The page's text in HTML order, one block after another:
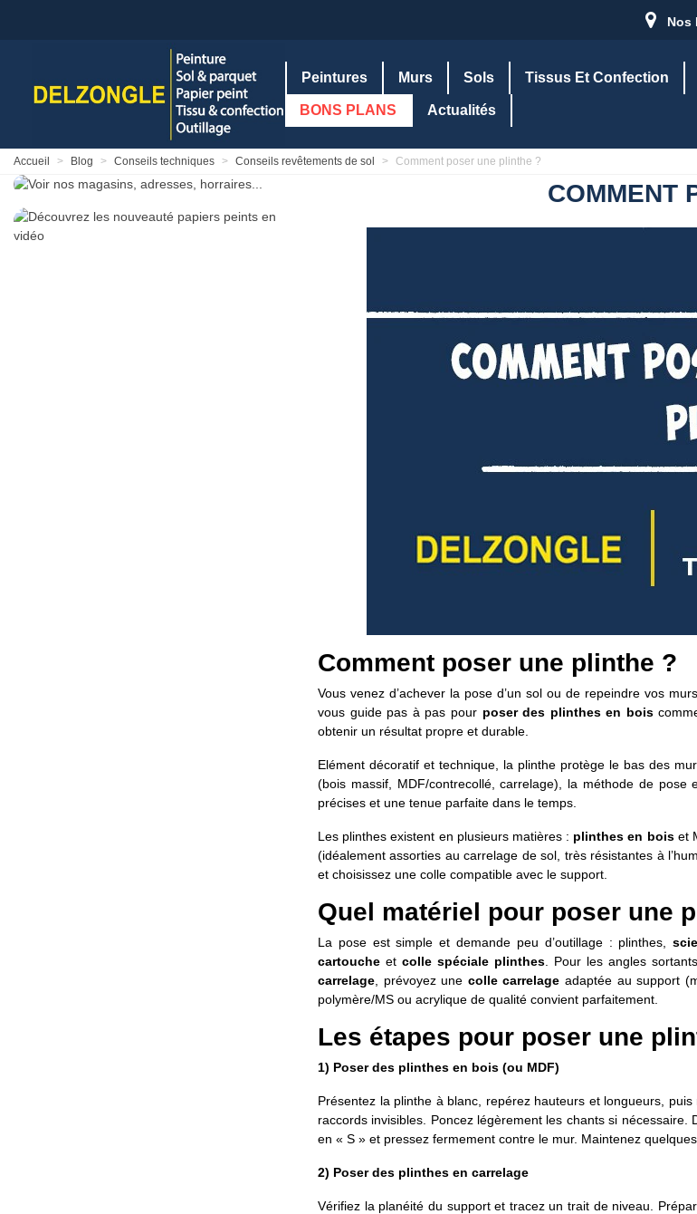
Nos
Peintures Murs Sols Tissus Et Confection
BONS PLANS Actualités
Accueil > Blog > Conseils techniques > Conseils revêtements de sol > Comment poser une plinthe ?
COMMENT
Comment poser une plinthe ?
Vous venez d’achever la pose d’un sol ou de repeindre vos
vous guide pas à pas pour poser des plinthes en bois
obtenir un résultat propre et durable.
Elément décoratif et technique, la plinthe protège le bas des
(bois massif, MDF/contrecollé, carrelage), la méthode de
précises et une tenue parfaite dans le temps.
Les plinthes existent en plusieurs matières : plinthes en boiset
(idéalement assorties au carrelage de sol, très résistantes à
et choisissez une colle compatible avec le support.
Quel matériel pour poser une
La pose est simple et demande peu d’outillage : plinthes,scie
cartouche et colle spéciale plinthes. Pour les angles
carrelage , prévoyez une colle carrelage adaptée au support
polymère/MS ou acrylique de qualité convient parfaitement.
Les étapes pour poser une
1) Poser des plinthes en bois (ou MDF)
Présentez la plinthe à blanc, repérez hauteurs et longueurs,
raccords invisibles. Poncez légèrement les chants si
en « S » et pressez fermement contre le mur. Maintenez
2) Poser des plinthes en carrelage
Vérifiez la planéité du support et tracez un trait de niveau.